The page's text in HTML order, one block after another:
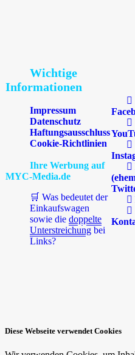
Wichtige
Informationen
Impressum
Datenschutz
Haftungsausschluss
Cookie-Richtlinien
Ihre Werbung auf
MYC-Media.de
🛒 Was bedeutet der
Einkaufswagen
sowie die doppelte
Unterstreichung bei
Links?
Diese Webseite verwendet Cookies